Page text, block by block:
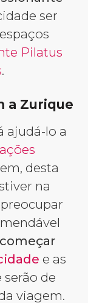
ser
Pilatus
.
a Zurique
ajudá-lo a
desta
na
começar
e as
de
viagem.